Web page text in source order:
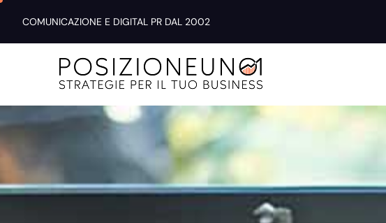
COMUNICAZIONE E DIGITAL PR DAL 2002